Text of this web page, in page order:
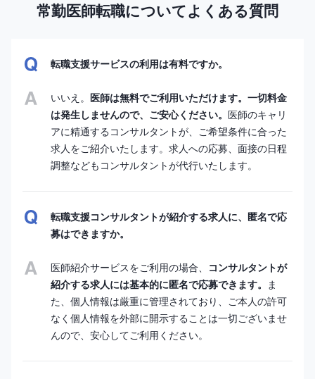
常勤医師転職についてよくある質問
転職支援サービスの利用は有料ですか。
いいえ。 医師は無料でご利用いただけます。一切料金
は発生しませんので、ご安心ください。 医師のキャリ
アに精通するコンサルタントが、ご希望条件に合った
求人をご紹介いたします。求人への応募、面接の日程
調整などもコンサルタントが代行いたします。
転職支援コンサルタントが紹介する求人に、匿名で応
募はできますか。
医師紹介サービスをご利用の場合、
コンサルタントが
紹介する求人には基本的に匿名で応募できます。 ま
た、個人情報は厳重に管理されており、ご本人の許可
なく個人情報を外部に開示することは一切ございませ
んので、安心してご利用ください。